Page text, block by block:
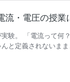
流・電圧の授
験。 「電流って
と定義されないま